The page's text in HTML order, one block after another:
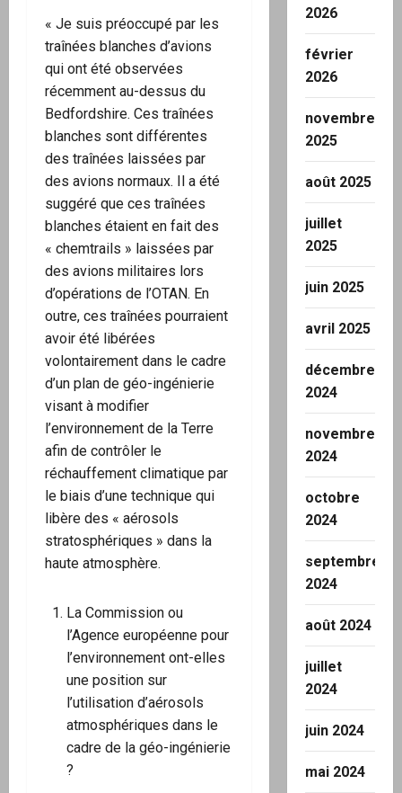
« Je suis préoccupé par les
traînées blanches d’avions
qui ont été observées
récemment au-dessus du
Bedfordshire. Ces traînées
blanches sont différentes
des traînées laissées par
des avions normaux. Il a été
suggéré que ces traînées
blanches étaient en fait des
« chemtrails » laissées par
des avions militaires lors
d’opérations de l’OTAN. En
outre, ces traînées pourraient
avoir été libérées
volontairement dans le cadre
d’un plan de géo-ingénierie
visant à modifier
l’environnement de la Terre
afin de contrôler le
réchauffement climatique par
le biais d’une technique qui
libère des « aérosols
stratosphériques » dans la
haute atmosphère.
La Commission ou
l’Agence européenne pour
l’environnement ont-elles
une position sur
l’utilisation d’aérosols
atmosphériques dans le
cadre de la géo-ingénierie
?
2026
février
2026
novembre
2025
août 2025
juillet
2025
juin 2025
avril 2025
décembre
2024
novembre
2024
octobre
2024
septembre
2024
août 2024
juillet
2024
juin 2024
mai 2024